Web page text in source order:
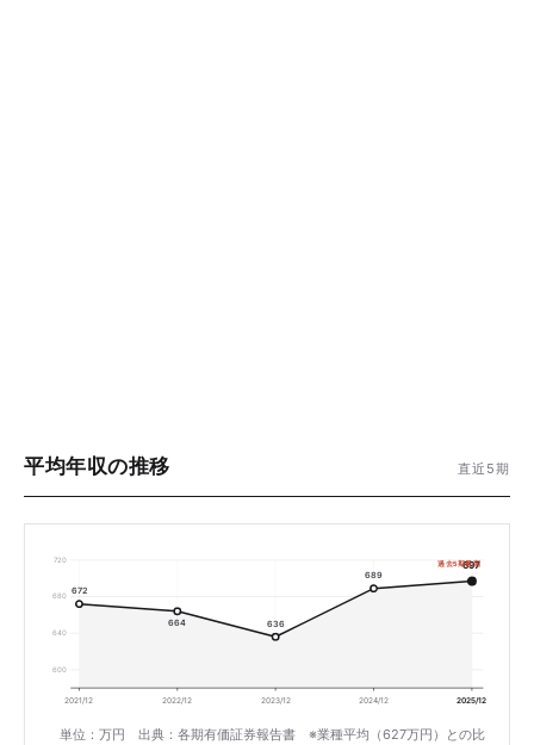
平均年収の推移 直近5期
720
680
640
600
672
664 636
689
697
過去5期最高
2021/12 2022/12 2023/12 2024/12 2025/12
単位：万円 出典：各期有価証券報告書 ※業種平均（627万円）との比